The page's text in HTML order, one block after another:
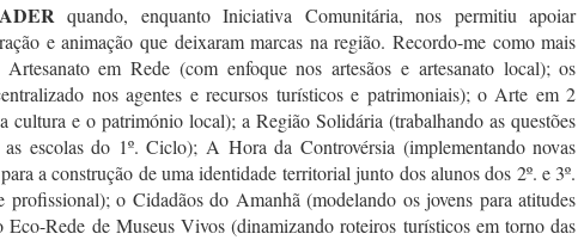
quando, enquanto Iniciativa Comunitária, nos permitiu apoiar
e animação que deixaram marcas na região. Recordo-me como mais
em Rede (com enfoque nos artesãos e artesanato local); os
nos agentes e recursos turísticos e patrimoniais); o Arte em 2
cultura e o património local); a Região Solidária (trabalhando as questões
escolas do 1º. Ciclo); A Hora da Controvérsia (implementando novas
a construção de uma identidade territorial junto dos alunos dos 2º. e 3º.
profissional); o Cidadãos do Amanhã (modelando os jovens para atitudes
Eco-Rede de Museus Vivos (dinamizando roteiros turísticos em torno das